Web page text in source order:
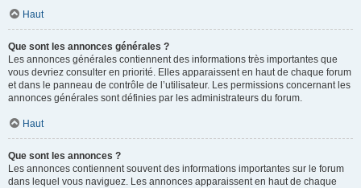
Haut
Que sont les annonces générales ?
Les annonces générales contiennent des informations très importantes que
vous devriez consulter en priorité. Elles apparaissent en haut de chaque forum
et dans le panneau de contrôle de l’utilisateur. Les permissions concernant les
annonces générales sont définies par les administrateurs du forum.
Haut
Que sont les annonces ?
Les annonces contiennent souvent des informations importantes sur le forum
dans lequel vous naviguez. Les annonces apparaissent en haut de chaque